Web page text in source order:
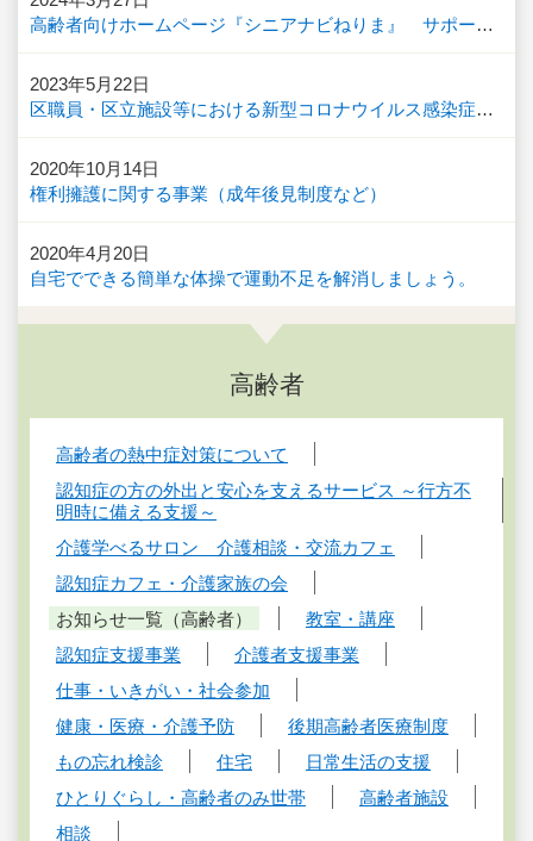
高齢者向けホームページ『シニアナビねりま』 サポーター体験記
2023年5月22日
区職員・区立施設等における新型コロナウイルス感染症の発生について
2020年10月14日
権利擁護に関する事業（成年後見制度など）
2020年4月20日
自宅でできる簡単な体操で運動不足を解消しましょう。
高齢者
高齢者の熱中症対策について
認知症の方の外出と安心を支えるサービス ～行方不
明時に備える支援～
介護学べるサロン 介護相談・交流カフェ
認知症カフェ・介護家族の会
お知らせ一覧（高齢者）
教室・講座
認知症支援事業
介護者支援事業
仕事・いきがい・社会参加
健康・医療・介護予防
後期高齢者医療制度
もの忘れ検診
住宅
日常生活の支援
ひとりぐらし・高齢者のみ世帯
高齢者施設
相談